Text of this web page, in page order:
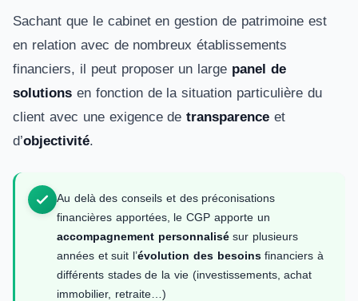
Sachant que le cabinet en gestion de patrimoine est
en relation avec de nombreux établissements
financiers, il peut proposer un large panel de
solutions en fonction de la situation particulière du
client avec une exigence detransparence et
d’objectivité.
Au delà des conseils et des préconisations
financières apportées, le CGP apporte un
accompagnement personnalisésur plusieurs
années et suit l’évolution des besoinsfinanciers à
différents stades de la vie (investissements, achat
immobilier, retraite…)